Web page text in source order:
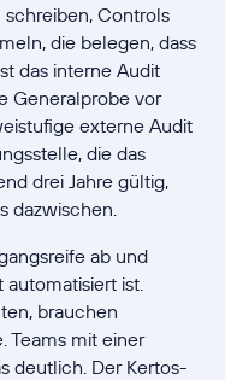
Controls
die belegen, dass
das interne Audit
Generalprobe vor
externe Audit
die das
drei Jahre gültig,
dazwischen.
ab und
ist.
brauchen
Teams mit einer
deutlich. Der Kertos-